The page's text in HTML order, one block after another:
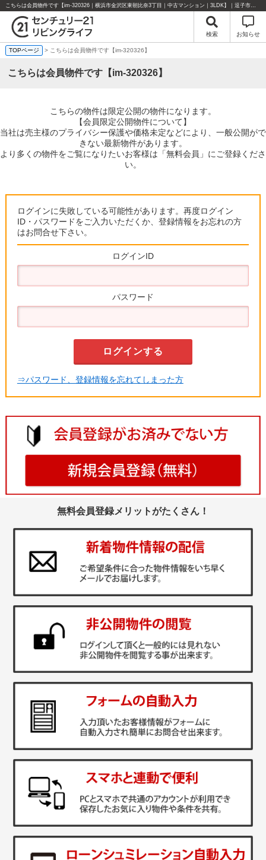
こちらは会員物件です【im-320326｜横浜市金沢区東朝比奈3丁目｜中古マンション｜3LDK】｜逗子市・葉山町・湘南エリアの不動産のことならセンチュリー21リビングライフにお任せください！
検索 お知らせ
TOPページ > こちらは会員物件です【im-320326】
こちらは会員物件です【im-320326】
こちらの物件は限定公開の物件になります。
【会員限定公開物件について】
当社は売主様のプライバシー保護や価格未定などにより、一般公開がで
きない最新物件があります。
より多くの物件をご覧になりたいお客様は「無料会員」にご登録くださ
い。
ログインに失敗している可能性があります。再度ログイン
ID・パスワードをご入力いただくか、登録情報をお忘れの方
はお問合せ下さい。
ログインID
パスワード
⇒パスワード、登録情報を忘れてしまった方
無料会員登録メリットがたくさん！